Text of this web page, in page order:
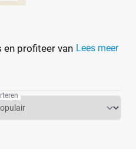
en profiteer van de beste
Lees meer